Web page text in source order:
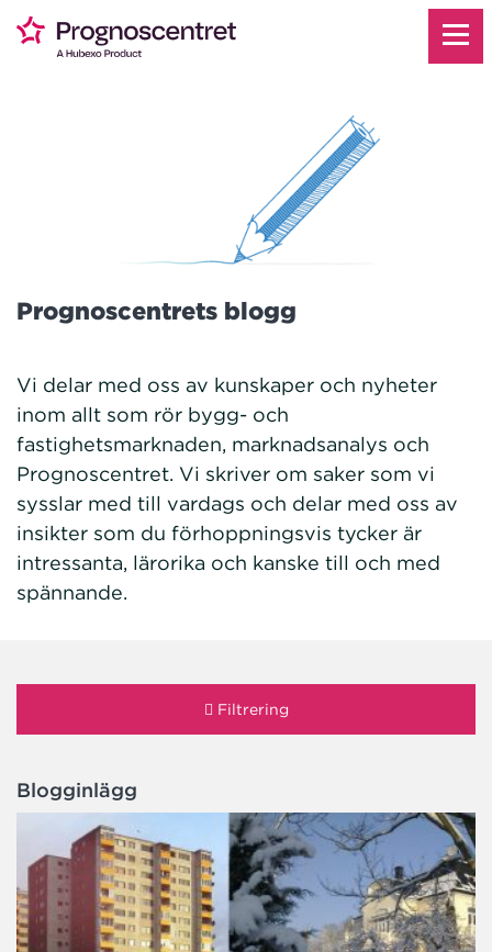
Prognoscentrets blogg
Vi delar med oss av kunskaper och nyheter
inom allt som rör bygg- och
fastighetsmarknaden, marknadsanalys och
Prognoscentret. Vi skriver om saker som vi
sysslar med till vardags och delar med oss av
insikter som du förhoppningsvis tycker är
intressanta, lärorika och kanske till och med
spännande.
Filtrering
Blogginlägg